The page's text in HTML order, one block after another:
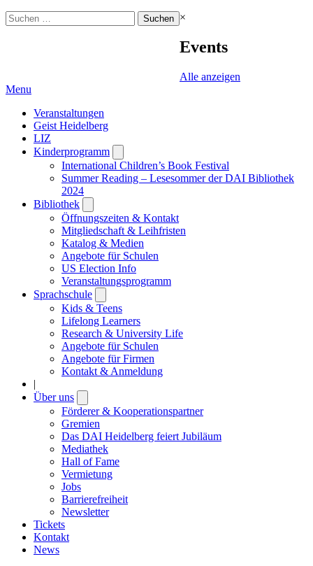
Suchen
nach:
×
Events
Alle anzeigen
Menu
Veranstaltungen
Geist Heidelberg
LIZ
Kinderprogramm
submenu
International Children’s Book Festival
Summer Reading – Lesesommer der DAI Bibliothek
2024
Bibliothek
submenu
Öffnungszeiten & Kontakt
Mitgliedschaft & Leihfristen
Katalog & Medien
Angebote für Schulen
US Election Info
Veranstaltungsprogramm
Sprachschule
submenu
Kids & Teens
Lifelong Learners
Research & University Life
Angebote für Schulen
Angebote für Firmen
Kontakt & Anmeldung
|
Über uns
submenu
Förderer & Kooperationspartner
Gremien
Das DAI Heidelberg feiert Jubiläum
Mediathek
Hall of Fame
Vermietung
Jobs
Barrierefreiheit
Newsletter
Tickets
Kontakt
News